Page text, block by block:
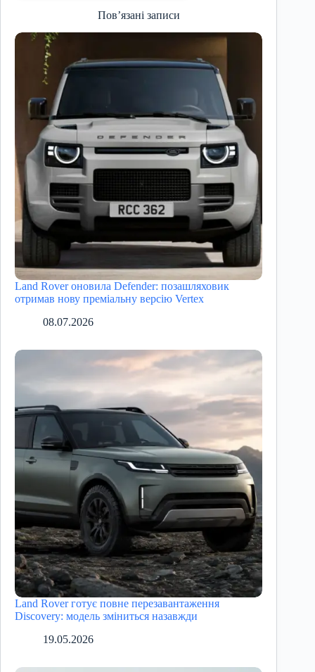
Пов’язані записи
Land Rover оновила Defender: позашляховик
отримав нову преміальну версію Vertex
08.07.2026
Land Rover готує повне перезавантаження
Discovery: модель зміниться назавжди
19.05.2026